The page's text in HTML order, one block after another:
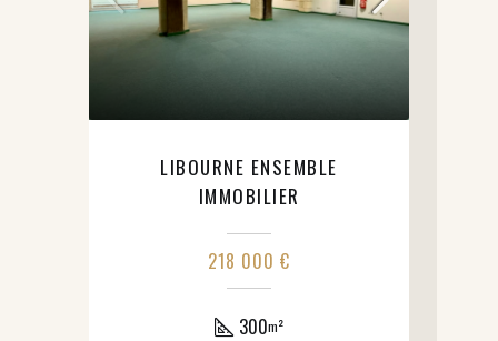
LIBOURNE ENSEMBLE
IMMOBILIER
218 000 €
300m²